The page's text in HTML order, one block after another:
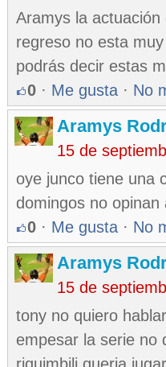
Aramys la
regreso no esta
podrás decir estas
0 · Me gusta · No
Aramys
15 de
oye junco tiene una
domingos no
0 · Me gusta · No
Aramys
15 de
tony no quiero
empesar la serie no